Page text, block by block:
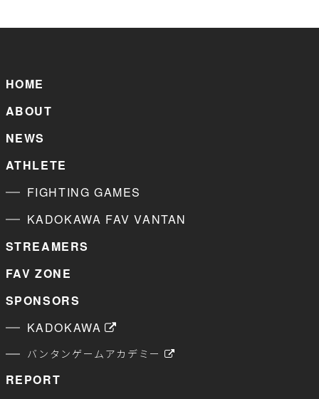
HOME
ABOUT
NEWS
ATHLETE
FIGHTING GAMES
KADOKAWA FAV VANTAN
STREAMERS
FAV ZONE
SPONSORS
KADOKAWA
バンタンゲームアカデミー
REPORT